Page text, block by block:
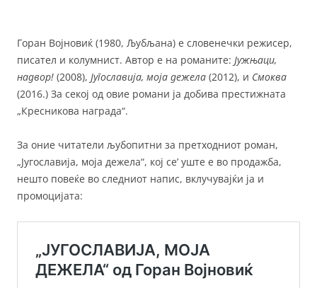
Горан Војновиќ (1980, Љубљана) е словенечки режисер,
писател и колумнист. Автор е на романите: Јужњаци,
надвор! (2008), Југославија, моја дежела (2012), и Смоква
(2016.) За секој од овие романи ја добива престижната
„Кресникова награда“.
За оние читатели љубопитни за претходниот роман,
„Југославија, моја дежела“, кој се’ уште е во продажба,
нешто повеќе во следниот напис, вклучувајќи ја и
промоцијата: